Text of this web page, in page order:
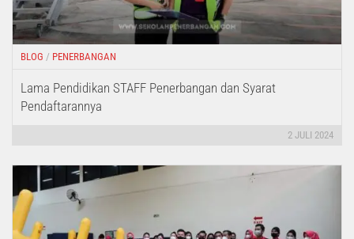
BLOG / PENERBANGAN
Lama Pendidikan STAFF Penerbangan dan Syarat
Pendaftarannya
2 JULI 2024